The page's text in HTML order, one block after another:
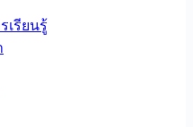
เรียนรู้